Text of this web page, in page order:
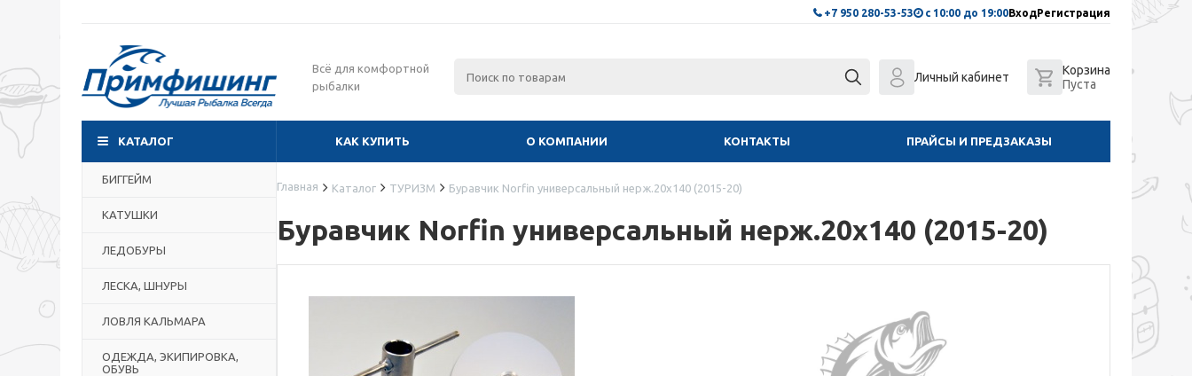
+7 950 280-53-53 с 10:00 до 19:00ВходРегистрация
Всё для комфортной
рыбалки
Личный кабинет
Корзина
Пуста
КАТАЛОГ КАК КУПИТЬ О КОМПАНИИ КОНТАКТЫ ПРАЙСЫ И ПРЕДЗАКАЗЫ
БИГГЕЙМ
КАТУШКИ
ЛЕДОБУРЫ
ЛЕСКА, ШНУРЫ
ЛОВЛЯ КАЛЬМАРА
ОДЕЖДА, ЭКИПИРОВКА,
ОБУВЬ
Главная Каталог ТУРИЗМ Буравчик Norfin универсальный нерж.20х140 (2015-20)
Буравчик Norfin универсальный нерж.20х140 (2015-20)